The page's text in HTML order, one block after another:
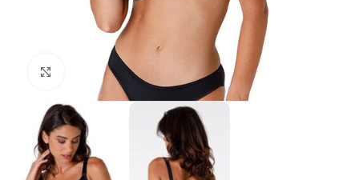
Щракнете за уголемяване